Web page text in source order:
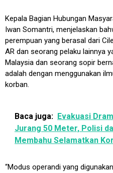
Kepala Bagian Hubungan
Iwan Somantri, menjelaskan
perempuan yang berasal dari
AR dan seorang pelaku lainnya
Malaysia dan seorang sopir
adalah dengan menggunakan
korban.
Baca juga: Evakuasi
Jurang 50 Meter, Polisi
Membahu Selamatkan
“Modus operandi yang